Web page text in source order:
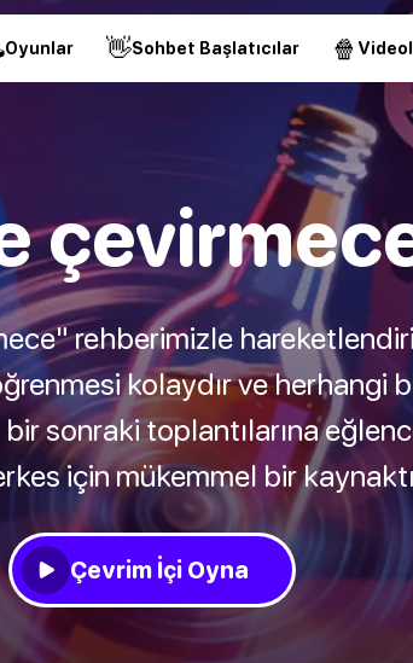
Oyunlar 👋Sohbet Başlatıcılar 🍿
rehberimizle
kolaydır ve herhangi
sonraki toplantılarına
için mükemmel bir
Çevrim İçi Oyna